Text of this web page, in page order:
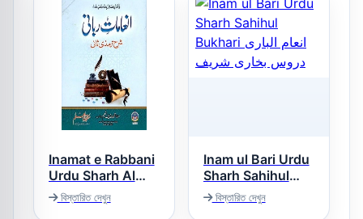
Inamat e Rabbani
Urdu Sharh Al
Tirmizi Jild 2
انعامات ربانی اردو
বিস্তারিত দেখুন
Inam ul Bari Urdu
Sharh Sahihul
Bukhari انعام
الباری دروس بخاری
বিস্তারিত দেখুন